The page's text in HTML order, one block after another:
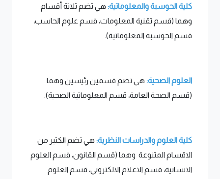
كلية الحوسبة والمعلوماتية: هي تضم ثلاثة أقسام
وهما (قسم تقنية المعلومات، قسم علوم الحاسب،
قسم الحوسبة المعلوماتية).
العلوم الصحية: هي تضم قسمين رئيسين وهما
(قسم الصحة العامة، قسم المعلوماتية الصحية).
كلية العلوم والدراسات النظرية: هي تضم الكثير من
الاقسام المتنوعة وهما (قسم القانون، قسم العلوم
الانسانية، قسم الاعلام الالكتروني، قسم العلوم